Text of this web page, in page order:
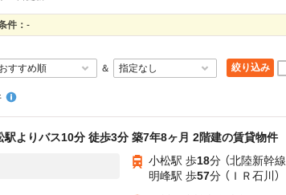
件： -
＆ 絞り込み
駅よりバス10分 徒歩3分 築7年8ヶ月 2階建の賃貸物件
小松駅 歩18分 （北陸新幹線
明峰駅 歩57分 （ＩＲ石川）